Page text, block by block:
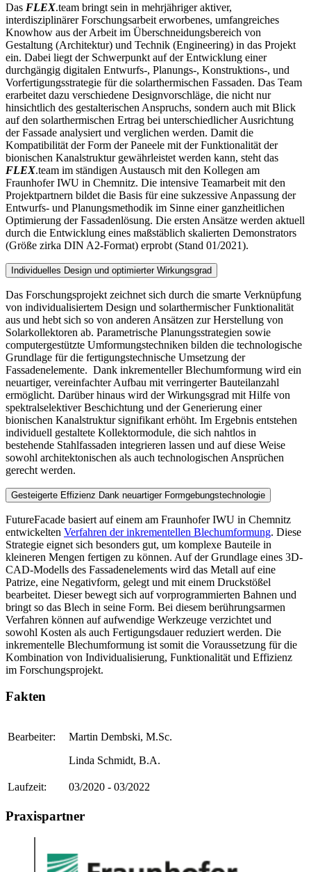
Das FLEX.team bringt sein in mehrjähriger aktiver,
interdisziplinärer Forschungsarbeit erworbenes, umfangreiches
Knowhow aus der Arbeit im Überschneidungsbereich von
Gestaltung (Architektur) und Technik (Engineering) in das Projekt
ein. Dabei liegt der Schwerpunkt auf der Entwicklung einer
durchgängig digitalen Entwurfs-, Planungs-, Konstruktions-, und
Vorfertigungsstrategie für die solarthermischen Fassaden. Das Team
erarbeitet dazu verschiedene Designvorschläge, die nicht nur
hinsichtlich des gestalterischen Anspruchs, sondern auch mit Blick
auf den solarthermischen Ertrag bei unterschiedlicher Ausrichtung
der Fassade analysiert und verglichen werden. Damit die
Kompatibilität der Form der Paneele mit der Funktionalität der
bionischen Kanalstruktur gewährleistet werden kann, steht das
FLEX.team im ständigen Austausch mit den Kollegen am
Fraunhofer IWU in Chemnitz. Die intensive Teamarbeit mit den
Projektpartnern bildet die Basis für eine sukzessive Anpassung der
Entwurfs- und Planungsmethodik im Sinne einer ganzheitlichen
Optimierung der Fassadenlösung. Die ersten Ansätze werden aktuell
durch die Entwicklung eines maßstäblich skalierten Demonstrators
(Größe zirka DIN A2-Format) erprobt (Stand 01/2021).
Individuelles Design und optimierter Wirkungsgrad
Das Forschungsprojekt zeichnet sich durch die smarte Verknüpfung
von individualisiertem Design und solarthermischer Funktionalität
aus und hebt sich so von anderen Ansätzen zur Herstellung von
Solarkollektoren ab. Parametrische Planungsstrategien sowie
computergestützte Umformungstechniken bilden die technologische
Grundlage für die fertigungstechnische Umsetzung der
Fassadenelemente. Dank inkrementeller Blechumformung wird ein
neuartiger, vereinfachter Aufbau mit verringerter Bauteilanzahl
ermöglicht. Darüber hinaus wird der Wirkungsgrad mit Hilfe von
spektralselektiver Beschichtung und der Generierung einer
bionischen Kanalstruktur signifikant erhöht. Im Ergebnis entstehen
individuell gestaltete Kollektormodule, die sich nahtlos in
bestehende Stahlfassaden integrieren lassen und auf diese Weise
sowohl architektonischen als auch technologischen Ansprüchen
gerecht werden.
Gesteigerte Effizienz Dank neuartiger Formgebungstechnologie
FutureFacade basiert auf einem am Fraunhofer IWU in Chemnitz
entwickelten Verfahren der inkrementellen Blechumformung. Diese
Strategie eignet sich besonders gut, um komplexe Bauteile in
kleineren Mengen fertigen zu können. Auf der Grundlage eines 3D-
CAD-Modells des Fassadenelements wird das Metall auf eine
Patrize, eine Negativform, gelegt und mit einem Druckstößel
bearbeitet. Dieser bewegt sich auf vorprogrammierten Bahnen und
bringt so das Blech in seine Form. Bei diesem berührungsarmen
Verfahren können auf aufwendige Werkzeuge verzichtet und
sowohl Kosten als auch Fertigungsdauer reduziert werden. Die
inkrementelle Blechumformung ist somit die Voraussetzung für die
Kombination von Individualisierung, Funktionalität und Effizienz
im Forschungsprojekt.
Fakten
Bearbeiter:
Martin Dembski, M.Sc.
Linda Schmidt, B.A.
Laufzeit: 03/2020 - 03/2022
Praxispartner